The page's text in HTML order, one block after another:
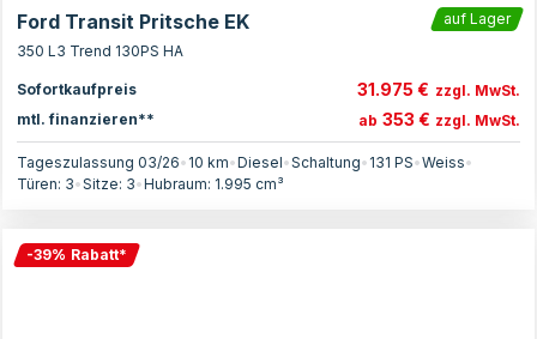
Ford Transit Pritsche EK
auf Lager
350 L3 Trend 130PS HA
Sofortkaufpreis 31.975 € zzgl. MwSt.
mtl. finanzieren**
ab 353 € zzgl. MwSt.
Tageszulassung 03/26• 10 km•Diesel•Schaltung• 131 PS•Weiss•
Türen: 3•Sitze: 3•Hubraum: 1.995 cm³
-39% Rabatt*